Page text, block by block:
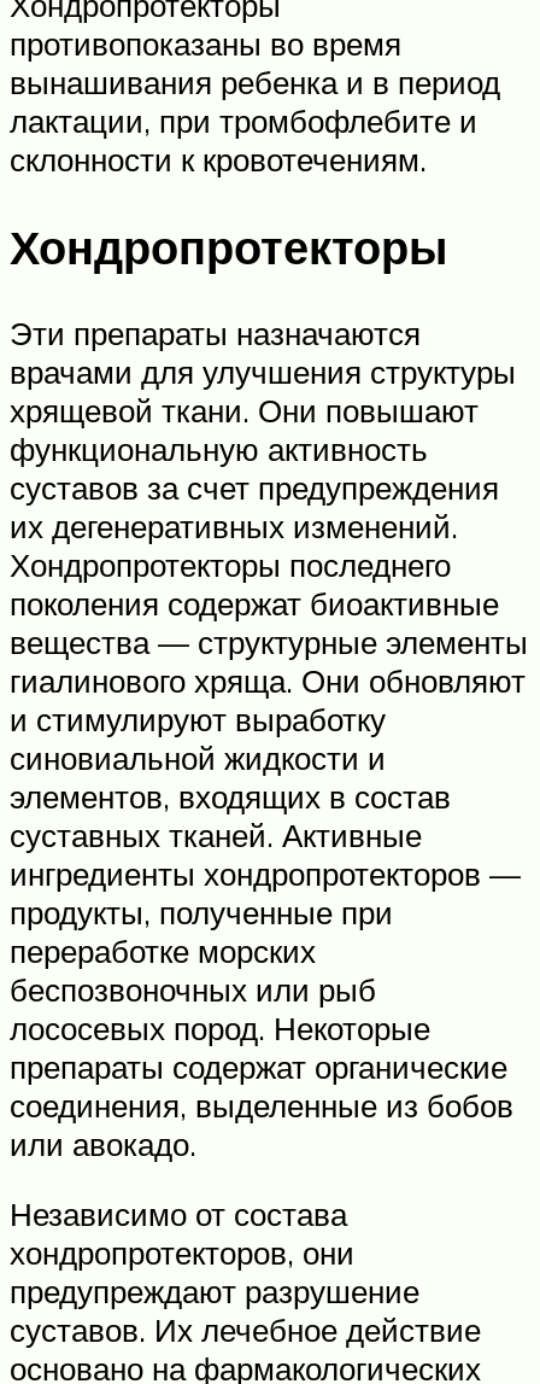
противопоказаны во время
вынашивания ребенка и в период
лактации, при тромбофлебите и
склонности к кровотечениям.
Хондропротекторы
Эти препараты назначаются
врачами для улучшения структуры
хрящевой ткани. Они повышают
функциональную активность
суставов за счет предупреждения
их дегенеративных изменений.
Хондропротекторы последнего
поколения содержат биоактивные
вещества — структурные элементы
гиалинового хряща. Они обновляют
и стимулируют выработку
синовиальной жидкости и
элементов, входящих в состав
суставных тканей. Активные
ингредиенты хондропротекторов —
продукты, полученные при
переработке морских
беспозвоночных или рыб
лососевых пород. Некоторые
препараты содержат органические
соединения, выделенные из бобов
или авокадо.
Независимо от состава
хондропротекторов, они
предупреждают разрушение
суставов. Их лечебное действие
основано на фармакологических